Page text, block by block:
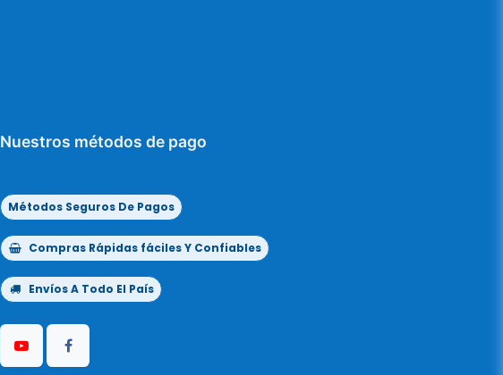
Nuestros métodos de pago
Métodos Seguros De Pagos
Compras Rápidas fáciles Y Confiables
Envíos A Todo El País